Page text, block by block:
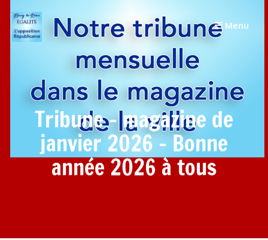
Menu
Tribune – magazine de
janvier 2026 – Bonne
année 2026 à tous